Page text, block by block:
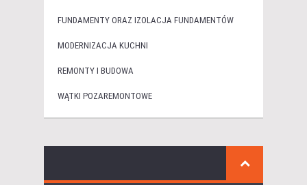
FUNDAMENTY ORAZ IZOLACJA FUNDAMENTÓW
MODERNIZACJA KUCHNI
REMONTY I BUDOWA
WĄTKI POZAREMONTOWE